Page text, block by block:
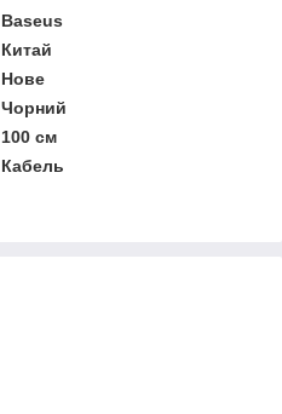
Baseus
Китай
Нове
Чорний
100 см
Кабель